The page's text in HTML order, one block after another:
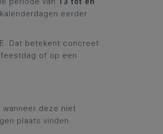
eerder
Dat betekent concreet
of op een
wanneer deze niet
plaats vinden.